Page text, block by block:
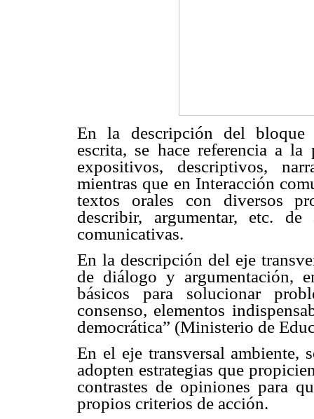
En la descripción del bloque
escrita, se hace referencia a
expositivos, descriptivos,
mientras que en Interacción
textos orales con diversos
describir, argumentar, etc.
comunicativas.
En la descripción del eje
de diálogo y argumentación,
básicos para solucionar
consenso, elementos
democrática” (Ministerio de
En el eje transversal ambiente,
adopten estrategias que
contrastes de opiniones para
propios criterios de acción.